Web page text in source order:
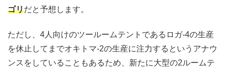
ゴリだと予想します。
ただし、4人向けのツールームテントであるロガ-4の生産
を休止してまでオキトマ-2の生産に注力するというアナウ
ンスをしていることもあるため、新たに大型の2ルームテ